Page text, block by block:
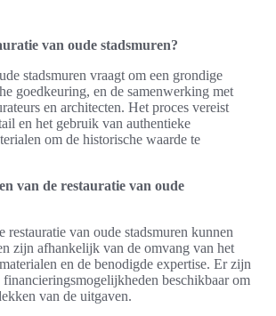
van oude stadsmuren?
stadsmuren vraagt om een grondige
goedkeuring, en de samenwerking met
en architecten. Het proces vereist
en het gebruik van authentieke
om de historische waarde te
van de restauratie van oude
restauratie van oude stadsmuren kunnen
zijn afhankelijk van de omvang van het
en de benodigde expertise. Er zijn
financieringsmogelijkheden beschikbaar om
van de uitgaven.